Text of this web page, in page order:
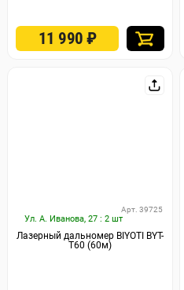
11 990₽
Ул. А. Иванова, 27 : 2 шт
Арт. 39725
Лазерный дальномер BIYOTI BYT-
T60 (60м)